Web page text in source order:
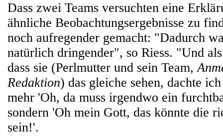
Dass zwei Teams versuchten eine
ähnliche Beobachtungsergebnisse zu
noch aufregender gemacht: "Dadurch
natürlich dringender", so Riess. "Und
dass sie (Perlmutter und sein Team,
Redaktion) das gleiche sehen, dachte
mehr 'Oh, da muss irgendwo ein
sondern 'Oh mein Gott, das könnte die
sein!'.